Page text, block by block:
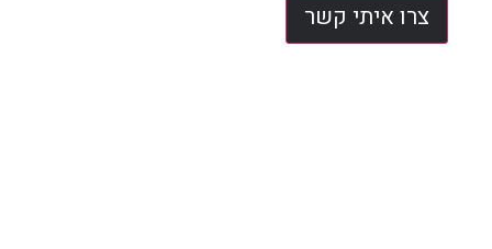
צרו איתי קשר